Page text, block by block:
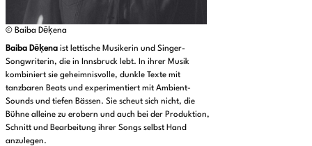
© Baiba Dēķena
Baiba Dēķena ist lettische Musikerin und Singer-
Songwriterin, die in Innsbruck lebt. In ihrer Musik
kombiniert sie geheimnisvolle, dunkle Texte mit
tanzbaren Beats und experimentiert mit Ambient-
Sounds und tiefen Bässen. Sie scheut sich nicht, die
Bühne alleine zu erobern und auch bei der Produktion,
Schnitt und Bearbeitung ihrer Songs selbst Hand
anzulegen.